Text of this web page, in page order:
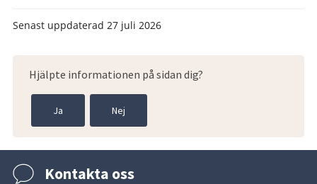
Senast uppdaterad 27 juli 2026
Hjälpte informationen på sidan dig?
Ja Nej
Kontakta oss